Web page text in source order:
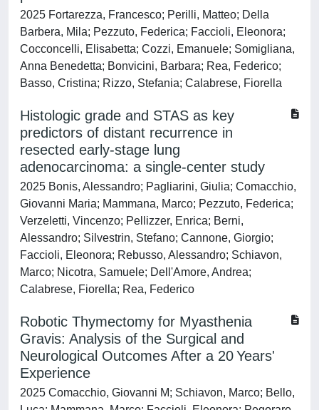
2025 Fortarezza, Francesco; Perilli, Matteo; Della
Barbera, Mila; Pezzuto, Federica; Faccioli, Eleonora;
Cocconcelli, Elisabetta; Cozzi, Emanuele; Somigliana,
Anna Benedetta; Bonvicini, Barbara; Rea, Federico;
Basso, Cristina; Rizzo, Stefania; Calabrese, Fiorella
Histologic grade and STAS as key
predictors of distant recurrence in
resected early-stage lung
adenocarcinoma: a single-center study
2025 Bonis, Alessandro; Pagliarini, Giulia; Comacchio,
Giovanni Maria; Mammana, Marco; Pezzuto, Federica;
Verzeletti, Vincenzo; Pellizzer, Enrica; Berni,
Alessandro; Silvestrin, Stefano; Cannone, Giorgio;
Faccioli, Eleonora; Rebusso, Alessandro; Schiavon,
Marco; Nicotra, Samuele; Dell'Amore, Andrea;
Calabrese, Fiorella; Rea, Federico
Robotic Thymectomy for Myasthenia
Gravis: Analysis of the Surgical and
Neurological Outcomes After a 20 Years'
Experience
2025 Comacchio, Giovanni M; Schiavon, Marco; Bello,